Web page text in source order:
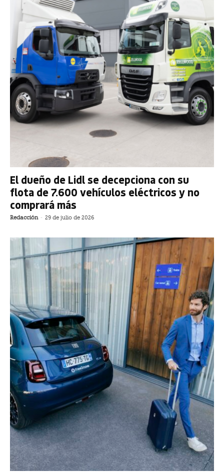
El dueño de Lidl se decepciona con su
flota de 7.600 vehículos eléctricos y no
comprará más
Redacción - 29 de julio de 2026